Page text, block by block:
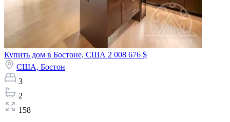
Купить дом в Бостоне, США 2 008 676 $
США, Бостон
3
2
158